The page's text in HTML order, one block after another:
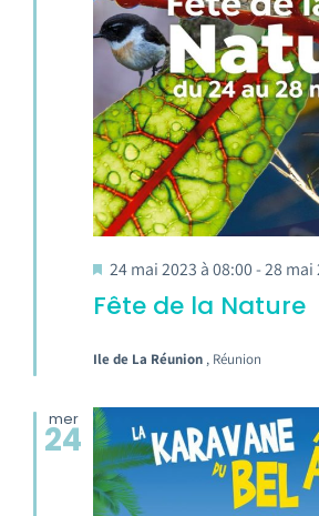
24 mai 2023 à 08:00-28 mai
Fête de la Nature
Ile de La Réunion , Réunion
mer
24